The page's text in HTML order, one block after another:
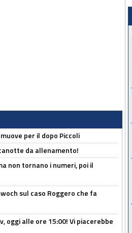
per il dopo Piccoli
da allenamento!
non tornano i numeri, poi il
sul caso Roggero che fa
oggi alle ore 15:00! Vi piacerebbe